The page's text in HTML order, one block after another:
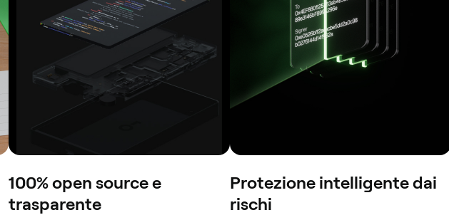
100% open source e
trasparente
Protezione intelligente dai
rischi